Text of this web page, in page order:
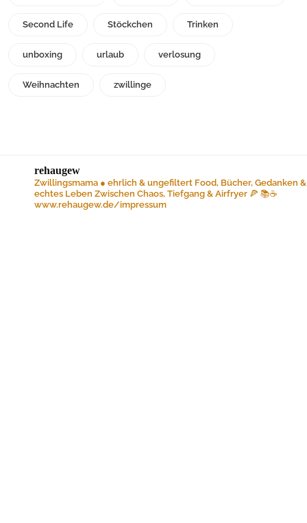
Second Life Stöckchen Trinken
unboxing urlaub verlosung
Weihnachten zwillinge
rehaugew
Zwillingsmama ● ehrlich & ungefiltert Food, Bücher, Gedanken &
echtes Leben Zwischen Chaos, Tiefgang & Airfryer 🍕 📚☕️
www.rehaugew.de/impressum